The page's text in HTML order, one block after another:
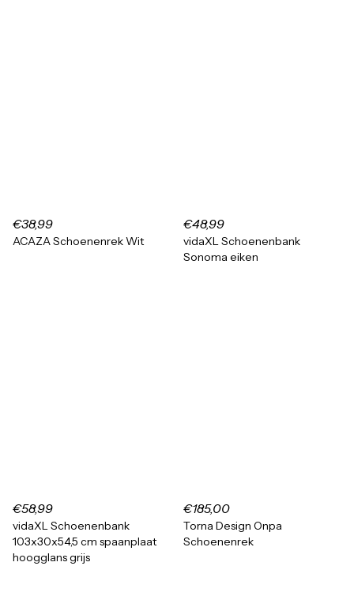
€38,99
ACAZA Schoenenrek Wit
€48,99
vidaXL Schoenenbank
Sonoma eiken
€58,99
vidaXL Schoenenbank
103x30x54,5 cm spaanplaat
hoogglans grijs
€185,00
Torna Design Onpa
Schoenenrek